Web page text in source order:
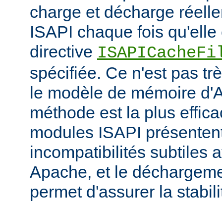
charge et décharge
ISAPI chaque fois
directive
spécifiée. Ce n'est pas
le modèle de mémoire
méthode est la plus
modules ISAPI
incompatibilités subtiles
Apache, et le
permet d'assurer la